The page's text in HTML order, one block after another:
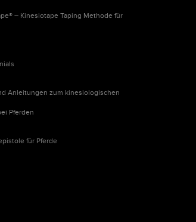
– Kinesiotape Taping Methode für
Anleitungen zum kinesiologischen
Pferden
für Pferde